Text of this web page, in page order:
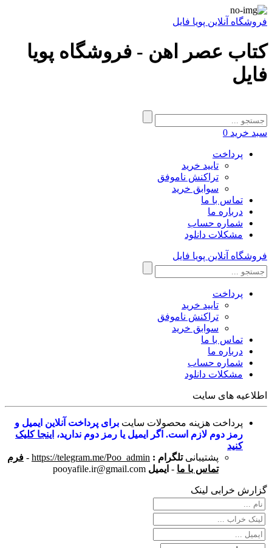
فروشگاه آنلاین پویا فایل
کتاب عصر اهن - فروشگاه پویا
فایل
سبد خرید 0
پرداخت
تایید خرید
تراکنش ناموفق
سوابق خرید
تماس با ما
درباره ما
شماره حساب
مشکلات دانلود
فروشگاه آنلاین پویا فایل
پرداخت
تایید خرید
تراکنش ناموفق
سوابق خرید
تماس با ما
درباره ما
شماره حساب
مشکلات دانلود
اطلاعیه های سایت
پرداخت هزینه محصولات سایت برای پرداخت آنلاین ایمیل و
رمز دوم لازم است. اگر ایمیل یا رمز دوم ندارید، اینجا کلیک
کنید
پشتیبانی تلگرام : https://telegram.me/Poo_admin
- فرم
تماس با ما - ایمیل pooyafile.ir@gmail.com
گزارش خرابی لینک